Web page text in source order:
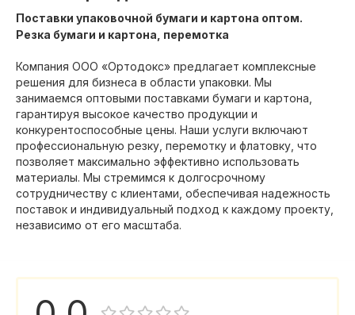
Поставки упаковочной бумаги и картона оптом.
Резка бумаги и картона, перемотка
Компания ООО «Ортодокс» предлагает комплексные
решения для бизнеса в области упаковки. Мы
занимаемся оптовыми поставками бумаги и картона,
гарантируя высокое качество продукции и
конкурентоспособные цены. Наши услуги включают
профессиональную резку, перемотку и флатовку, что
позволяет максимально эффективно использовать
материалы. Мы стремимся к долгосрочному
сотрудничеству с клиентами, обеспечивая надежность
поставок и индивидуальный подход к каждому проекту,
независимо от его масштаба.